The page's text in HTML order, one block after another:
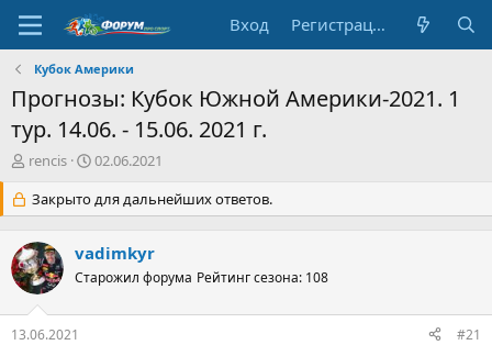
Вход Регистрация
Кубок Америки
Прогнозы: Кубок Южной Америки-2021. 1
тур. 14.06. - 15.06. 2021 г.
А
т
о
р
т
е
м
ы
rencis
Д
т
а
а
ч
л
02.06.2021
Закрыто для дальнейших ответов.
vadimkyr
Старожил форума Рейтинг сезона: 108
13.06.2021 #21